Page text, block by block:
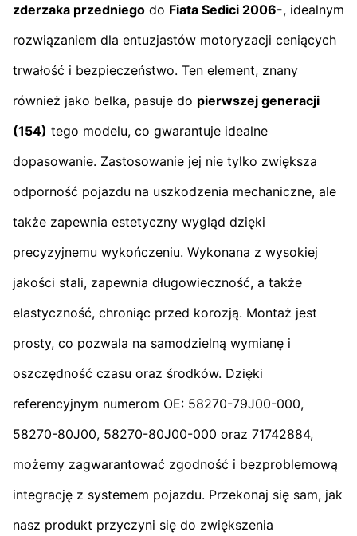
zderzaka przedniego do Fiata Sedici 2006-, idealnym
rozwiązaniem dla entuzjastów motoryzacji ceniących
trwałość i bezpieczeństwo. Ten element, znany
również jako belka, pasuje do pierwszej generacji
(154) tego modelu, co gwarantuje idealne
dopasowanie. Zastosowanie jej nie tylko zwiększa
odporność pojazdu na uszkodzenia mechaniczne, ale
także zapewnia estetyczny wygląd dzięki
precyzyjnemu wykończeniu. Wykonana z wysokiej
jakości stali, zapewnia długowieczność, a także
elastyczność, chroniąc przed korozją. Montaż jest
prosty, co pozwala na samodzielną wymianę i
oszczędność czasu oraz środków. Dzięki
referencyjnym numerom OE: 58270-79J00-000,
58270-80J00, 58270-80J00-000 oraz 71742884,
możemy zagwarantować zgodność i bezproblemową
integrację z systemem pojazdu. Przekonaj się sam, jak
nasz produkt przyczyni się do zwiększenia